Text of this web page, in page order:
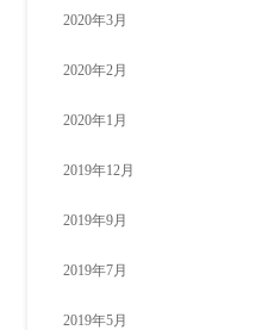
2020年3月
2020年2月
2020年1月
2019年12月
2019年9月
2019年7月
2019年5月